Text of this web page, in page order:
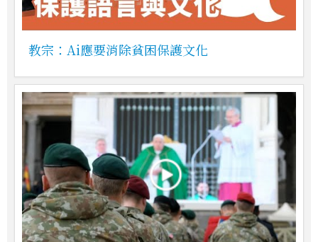
教宗：Ai應要消除貧困保護文化